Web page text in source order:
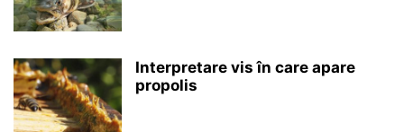
Interpretare vis în care apare
propolis